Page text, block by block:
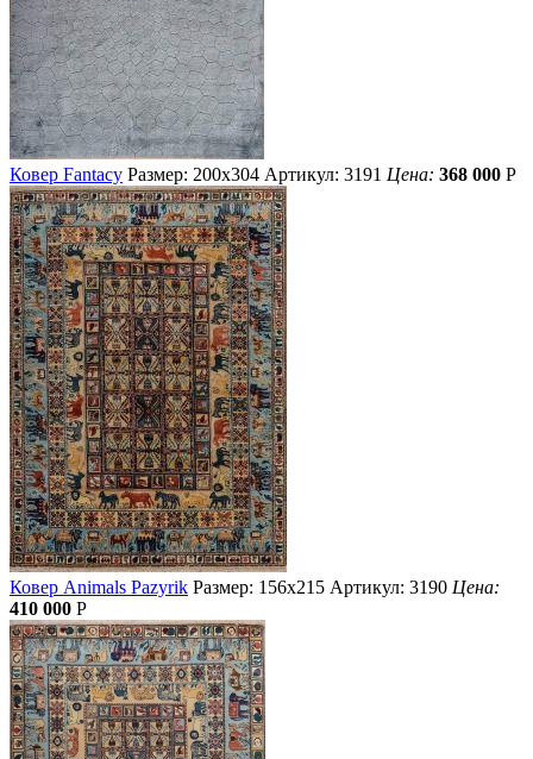
Ковер Fantacy Размер: 200х304 Артикул: 3191 Цена: 368 000 Р
Ковер Animals Pazyrik Размер: 156х215 Артикул: 3190 Цена:
410 000 Р